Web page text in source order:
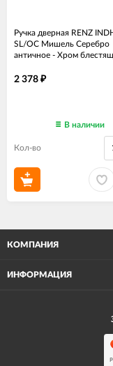
Ручка дверная RENZ
SL/OC Мишель Серебро
античное - Хром
2 378 ₽
В наличии
Кол-во
КОМПАНИЯ
ИНФОРМАЦИЯ